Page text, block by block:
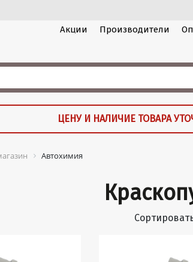
Акции Производители
ЦЕНУ И НАЛИЧИЕ ТОВАРА
Автохимия